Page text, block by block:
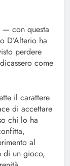
— con questa
D’Alterio ha
perdere
come
il carattere
di accettare
chi lo ha
al
di un gioco,